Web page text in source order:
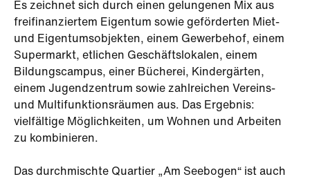
Es zeichnet sich durch einen gelungenen Mix aus
freifinanziertem Eigentum sowie geförderten Miet-
und Eigentumsobjekten, einem Gewerbehof, einem
Supermarkt, etlichen Geschäftslokalen, einem
Bildungscampus, einer Bücherei, Kindergärten,
einem Jugendzentrum sowie zahlreichen Vereins-
und Multifunktionsräumen aus. Das Ergebnis:
vielfältige Möglichkeiten, um Wohnen und Arbeiten
zu kombinieren.
Das durchmischte Quartier „Am Seebogen“ ist auch